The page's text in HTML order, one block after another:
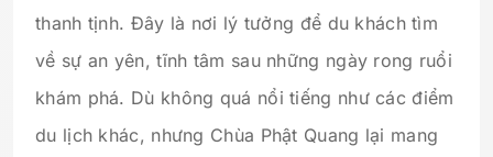
thanh tịnh. Đây là nơi lý tưởng để du khách tìm
về sự an yên, tĩnh tâm sau những ngày rong ruổi
khám phá. Dù không quá nổi tiếng như các điểm
du lịch khác, nhưng Chùa Phật Quang lại mang